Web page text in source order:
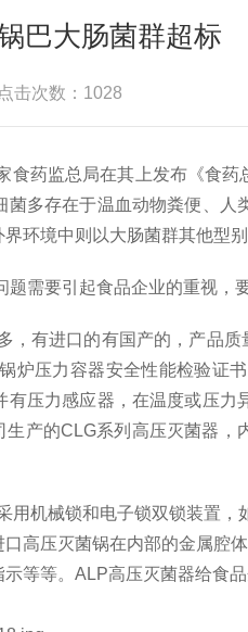
巴大肠菌群超标
点击次数：1028
食药监总局在其上发布《食
多存在于温血动物粪便、
环境中则以大肠菌群其他型
需要引起食品企业的重视，
有进口的有国产的，产品质
炉压力容器安全性能检验证
压力感应器，在温度或压
产的CLG系列高压灭菌器
机械锁和电子锁双锁装置，
高压灭菌锅在内部的金属腔
等等。ALP高压灭菌器给食